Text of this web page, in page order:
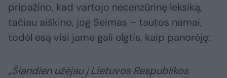
pripažino, kad vartojo necenzūrinę leksiką,
tačiau aiškino, jog Seimas – tautos namai,
todėl esą visi jame gali elgtis, kaip panorėję:
„Šiandien užėjau į Lietuvos Respublikos